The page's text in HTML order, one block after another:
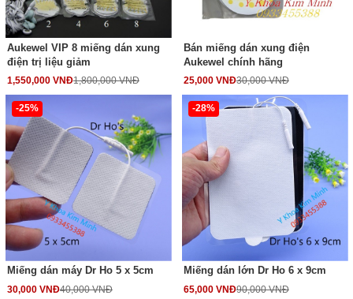
Aukewel VIP 8 miếng dán xung
điện trị liệu giảm
1,550,000 VNĐ1,800,000 VNĐ
Bán miếng dán xung điện
Aukewel chính hãng
25,000 VNĐ30,000 VNĐ
-25%
Miếng dán máy Dr Ho 5 x 5cm
30,000 VNĐ40,000 VNĐ
-28%
Miếng dán lớn Dr Ho 6 x 9cm
65,000 VNĐ90,000 VNĐ